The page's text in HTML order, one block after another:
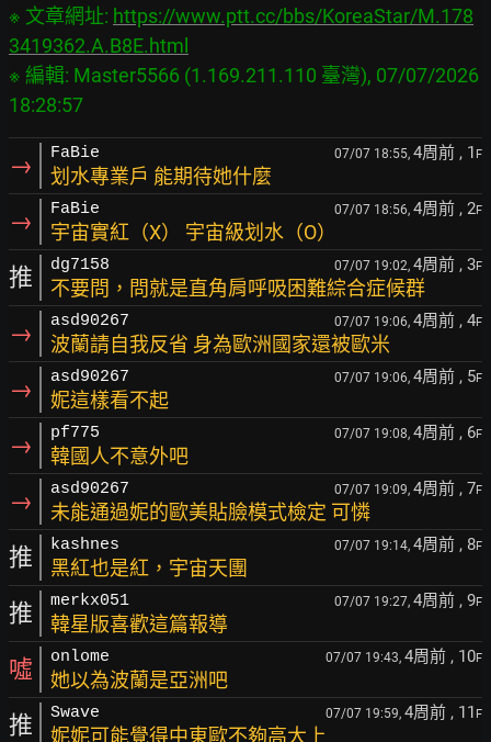
※ 文章網址: https://www.ptt.cc/bbs/KoreaStar/M.178
3419362.A.B8E.html
※ 編輯: Master5566 (1.169.211.110 臺灣), 07/07/2026
→ FaBie 07/07 18:55, 4周前 , 1 F
划水專業戶 能期待她什麼
→ FaBie 07/07 18:56, 4周前 , 2F
宇宙實紅（X） 宇宙級划水（O）
推 dg7158 07/07 19:02, 4周前 , 3F
不要問，問就是直角肩呼吸困難綜合症候群
→ asd90267 07/07 19:06, 4周前 , 4F
波蘭請自我反省 身為歐洲國家還被歐米
→ asd90267 07/07 19:06, 4周前 , 5F
妮這樣看不起
→ pf775 07/07 19:08, 4周前 , 6F
韓國人不意外吧
→ asd90267 07/07 19:09, 4周前 , 7F
未能通過妮的歐美貼臉模式檢定 可憐
推 kashnes 07/07 19:14, 4周前 , 8F
黑紅也是紅，宇宙天團
推 merkx051 07/07 19:27, 4周前 , 9F
韓星版喜歡這篇報導
噓 onlome 07/07 19:43, 4周前 , 10F
她以為波蘭是亞洲吧
推 Swave 07/07 19:59, 4周前 , 11 F
妮妮可能覺得中東歐不夠高大上